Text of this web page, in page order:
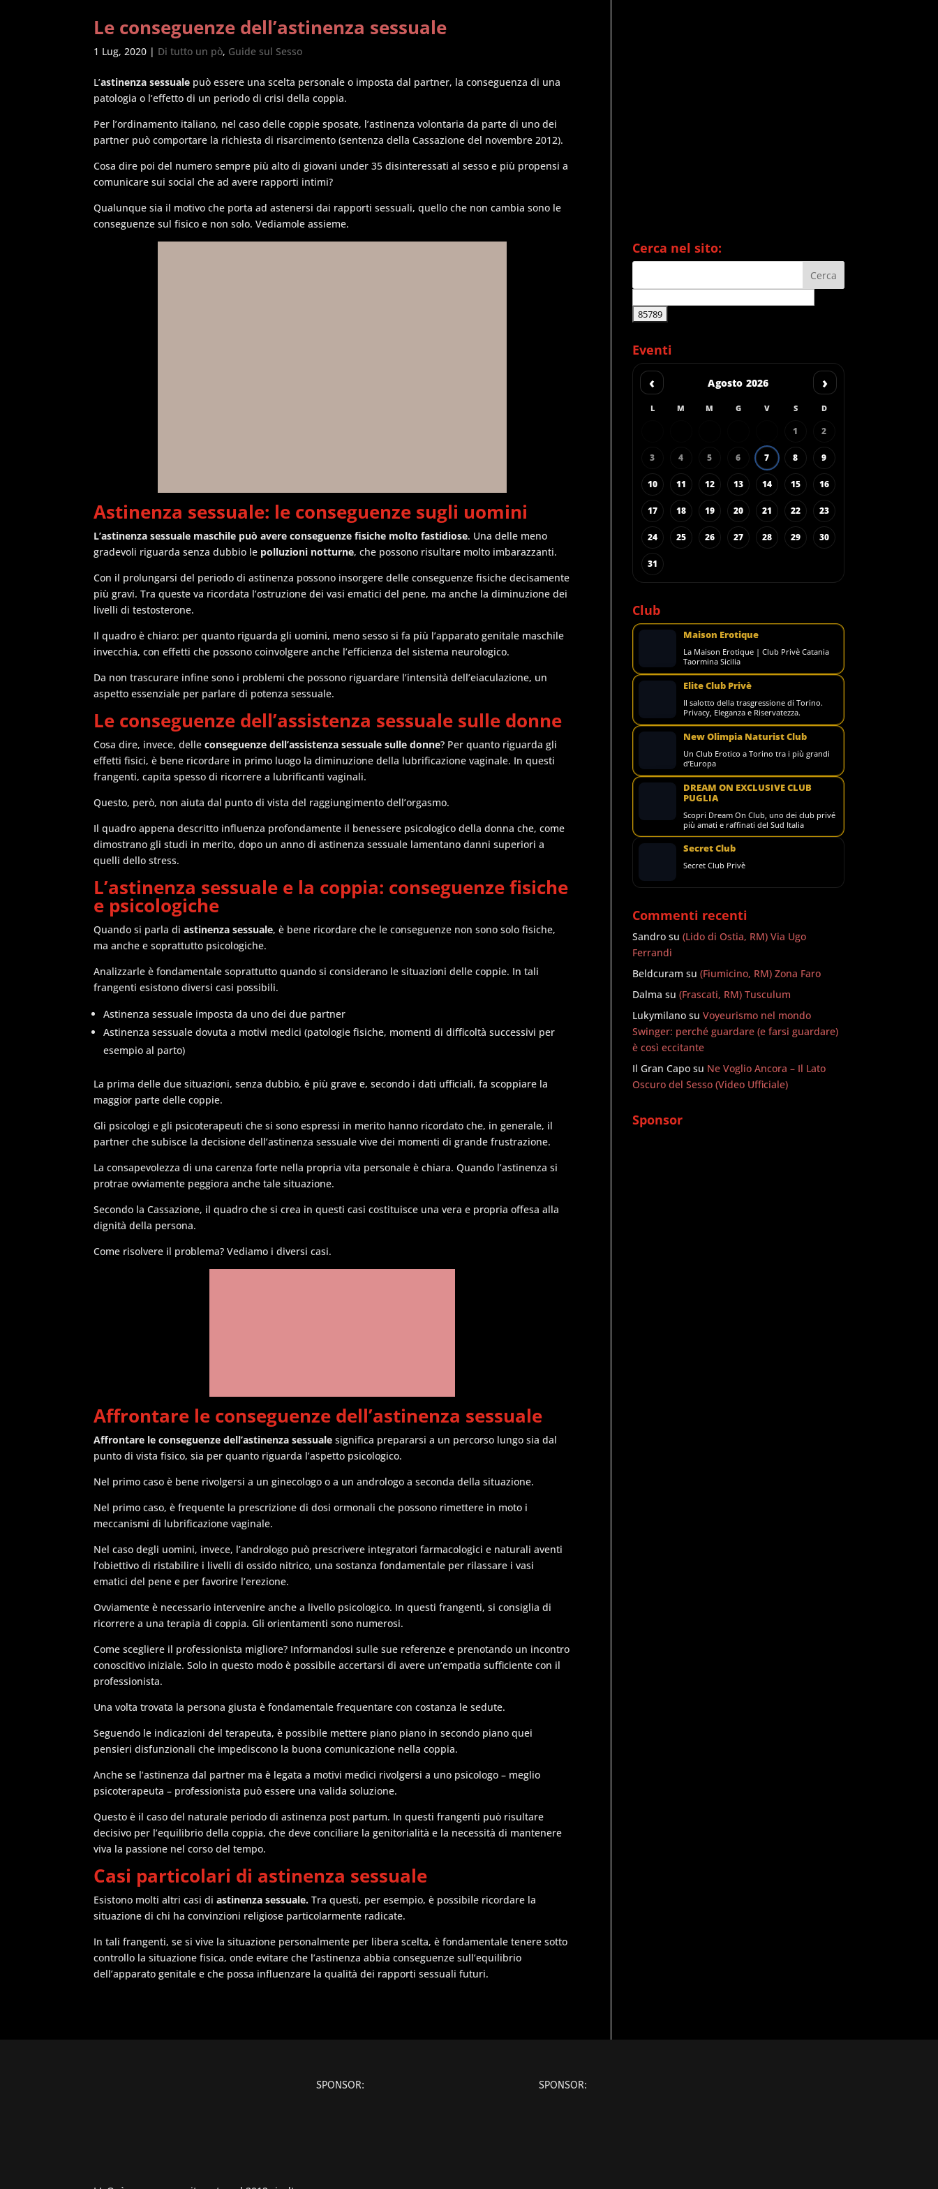
Le conseguenze dell’astinenza sessuale
1 Lug, 2020 | Di tutto un pò, Guide sul Sesso
L’astinenza sessuale può essere una scelta personale o imposta dal partner, la conseguenza di una
patologia o l’effetto di un periodo di crisi della coppia.
Per l’ordinamento italiano, nel caso delle coppie sposate, l’astinenza volontaria da parte di uno dei
partner può comportare la richiesta di risarcimento (sentenza della Cassazione del novembre 2012).
Cosa dire poi del numero sempre più alto di giovani under 35 disinteressati al sesso e più propensi a
comunicare sui social che ad avere rapporti intimi?
Qualunque sia il motivo che porta ad astenersi dai rapporti sessuali, quello che non cambia sono le
conseguenze sul fisico e non solo. Vediamole assieme.
Astinenza sessuale: le conseguenze sugli uomini
L’astinenza sessuale maschile può avere conseguenze fisiche molto fastidiose. Una delle meno
gradevoli riguarda senza dubbio le polluzioni notturne, che possono risultare molto imbarazzanti.
Con il prolungarsi del periodo di astinenza possono insorgere delle conseguenze fisiche decisamente
più gravi. Tra queste va ricordata l’ostruzione dei vasi ematici del pene, ma anche la diminuzione dei
livelli di testosterone.
Il quadro è chiaro: per quanto riguarda gli uomini, meno sesso si fa più l’apparato genitale maschile
invecchia, con effetti che possono coinvolgere anche l’efficienza del sistema neurologico.
Da non trascurare infine sono i problemi che possono riguardare l’intensità dell’eiaculazione, un
aspetto essenziale per parlare di potenza sessuale.
Le conseguenze dell’assistenza sessuale sulle donne
Cosa dire, invece, delleconseguenze dell’assistenza sessuale sulle donne? Per quanto riguarda gli
effetti fisici, è bene ricordare in primo luogo la diminuzione della lubrificazione vaginale. In questi
frangenti, capita spesso di ricorrere a lubrificanti vaginali.
Questo, però, non aiuta dal punto di vista del raggiungimento dell’orgasmo.
Il quadro appena descritto influenza profondamente il benessere psicologico della donna che, come
dimostrano gli studi in merito, dopo un anno di astinenza sessuale lamentano danni superiori a
quelli dello stress.
L’astinenza sessuale e la coppia: conseguenze fisiche
e psicologiche
Quando si parla diastinenza sessuale, è bene ricordare che le conseguenze non sono solo fisiche,
ma anche e soprattutto psicologiche.
Analizzarle è fondamentale soprattutto quando si considerano le situazioni delle coppie. In tali
frangenti esistono diversi casi possibili.
Astinenza sessuale imposta da uno dei due partner
Astinenza sessuale dovuta a motivi medici (patologie fisiche, momenti di difficoltà successivi per
esempio al parto)
La prima delle due situazioni, senza dubbio, è più grave e, secondo i dati ufficiali, fa scoppiare la
maggior parte delle coppie.
Gli psicologi e gli psicoterapeuti che si sono espressi in merito hanno ricordato che, in generale, il
partner che subisce la decisione dell’astinenza sessuale vive dei momenti di grande frustrazione.
La consapevolezza di una carenza forte nella propria vita personale è chiara. Quando l’astinenza si
protrae ovviamente peggiora anche tale situazione.
Secondo la Cassazione, il quadro che si crea in questi casi costituisce una vera e propria offesa alla
dignità della persona.
Come risolvere il problema? Vediamo i diversi casi.
Affrontare le conseguenze dell’astinenza sessuale
Affrontare le conseguenze dell’astinenza sessuale significa prepararsi a un percorso lungo sia dal
punto di vista fisico, sia per quanto riguarda l’aspetto psicologico.
Nel primo caso è bene rivolgersi a un ginecologo o a un andrologo a seconda della situazione.
Nel primo caso, è frequente la prescrizione di dosi ormonali che possono rimettere in moto i
meccanismi di lubrificazione vaginale.
Nel caso degli uomini, invece, l’andrologo può prescrivere integratori farmacologici e naturali aventi
l’obiettivo di ristabilire i livelli di ossido nitrico, una sostanza fondamentale per rilassare i vasi
ematici del pene e per favorire l’erezione.
Ovviamente è necessario intervenire anche a livello psicologico. In questi frangenti, si consiglia di
ricorrere a una terapia di coppia. Gli orientamenti sono numerosi.
Come scegliere il professionista migliore? Informandosi sulle sue referenze e prenotando un incontro
conoscitivo iniziale. Solo in questo modo è possibile accertarsi di avere un’empatia sufficiente con il
professionista.
Una volta trovata la persona giusta è fondamentale frequentare con costanza le sedute.
Seguendo le indicazioni del terapeuta, è possibile mettere piano piano in secondo piano quei
pensieri disfunzionali che impediscono la buona comunicazione nella coppia.
Anche se l’astinenza dal partner ma è legata a motivi medici rivolgersi a uno psicologo – meglio
psicoterapeuta – professionista può essere una valida soluzione.
Questo è il caso del naturale periodo di astinenza post partum. In questi frangenti può risultare
decisivo per l’equilibrio della coppia, che deve conciliare la genitorialità e la necessità di mantenere
viva la passione nel corso del tempo.
Casi particolari di astinenza sessuale
Esistono molti altri casi diastinenza sessuale. Tra questi, per esempio, è possibile ricordare la
situazione di chi ha convinzioni religiose particolarmente radicate.
In tali frangenti, se si vive la situazione personalmente per libera scelta, è fondamentale tenere sotto
controllo la situazione fisica, onde evitare che l’astinenza abbia conseguenze sull’equilibrio
dell’apparato genitale e che possa influenzare la qualità dei rapporti sessuali futuri.
Cerca nel sito:
Eventi
‹ Agosto 2026 ›
L M M G V S D
1 2
3 4 5 6 7 8 9
10 11 12 13 14 15 16
17 18 19 20 21 22 23
24 25 26 27 28 29 30
31
Club
Maison Erotique
La Maison Erotique | Club Privè Catania
Taormina Sicilia
Elite Club Privè
Il salotto della trasgressione di Torino.
Privacy, Eleganza e Riservatezza.
New Olimpia Naturist Club
Un Club Erotico a Torino tra i più grandi
d’Europa
DREAM ON EXCLUSIVE CLUB
PUGLIA
Scopri Dream On Club, uno dei club privé
più amati e raffinati del Sud Italia
Secret Club
Secret Club Privè
Commenti recenti
Sandro su(Lido di Ostia, RM) Via Ugo
Ferrandi
Beldcuram su(Fiumicino, RM) Zona Faro
Dalma su(Frascati, RM) Tusculum
Lukymilano suVoyeurismo nel mondo
Swinger: perché guardare (e farsi guardare)
è così eccitante
Il Gran Capo su Ne Voglio Ancora – Il Lato
Oscuro del Sesso (Video Ufficiale)
Sponsor
SPONSOR: SPONSOR: